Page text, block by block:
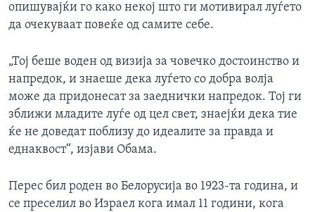
опишувајќи го како некој што ги мотивирал луѓето
да очекуваат повеќе од самите себе.
„Тој беше воден од визија за човечко достоинство и
напредок, и знаеше дека луѓето со добра волја
може да придонесат за заеднички напредок. Тој ги
зближи младите луѓе од цел свет, знаејќи дека тие
ќе не доведат поблизу до идеалите за правда и
еднаквост“, изјави Обама.
Перес бил роден во Белорусија во 1923-та година, и
се преселил во Израел кога имал 11 години, кога